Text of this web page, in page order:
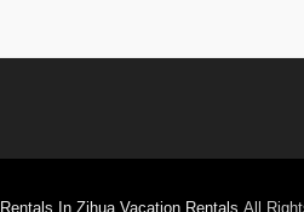
Rentals In Zihua Vacation Rentals All